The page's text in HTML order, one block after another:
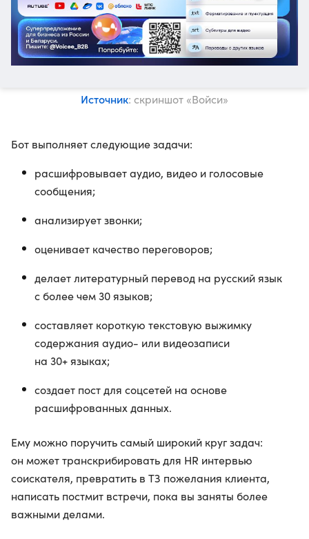
Источник: скриншот «Войси»
Бот выполняет следующие задачи:
расшифровывает аудио, видео и голосовые
сообщения;
анализирует звонки;
оценивает качество переговоров;
делает литературный перевод на русский язык
с более чем 30 языков;
составляет короткую текстовую выжимку
содержания аудио- или видеозаписи
на 30+ языках;
создает пост для соцсетей на основе
расшифрованных данных.
Ему можно поручить самый широкий круг задач:
он может транскрибировать для HR интервью
соискателя, превратить в ТЗ пожелания клиента,
написать постмит встречи, пока вы заняты более
важными делами.